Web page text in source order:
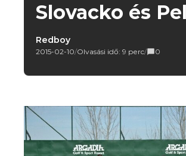
Slovacko és
Redboy
2015-02-10/Olvasási idő: 9 perc/ 0